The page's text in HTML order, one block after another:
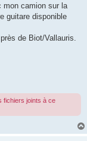
mon camion sur la
guitare disponible
de Biot/Vallauris.
fichiers joints à ce